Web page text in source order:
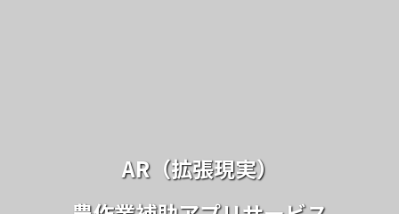
AR（拡張現実）